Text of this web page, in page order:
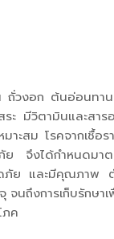
ถั่วงอก ต้นอ่อนทาน
ะ มีวิตามินและสาร
ะสม โรคจากเชื้อร
ย จึงได้กำหนดมาต
ดภัย และมีคุณภาพ
นถึงการเก็บรักษาเ
ภค